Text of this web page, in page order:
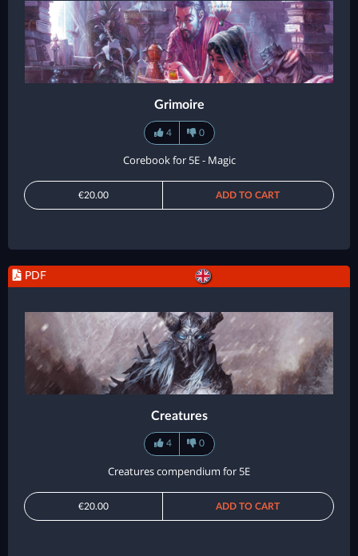
Grimoire
4 0
Corebook for 5E - Magic
€20.00 ADD TO CART
PDF
Creatures
4 0
Creatures compendium for 5E
€20.00 ADD TO CART